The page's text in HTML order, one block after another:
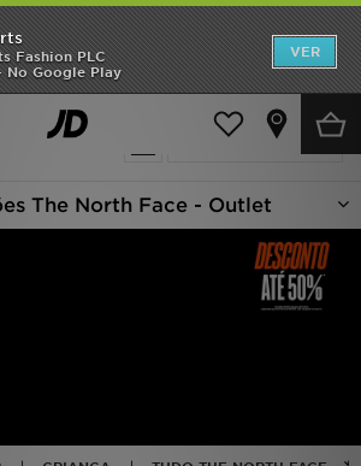
Fashion PLC
No Google Play
VER
| The North Face
Actualizar a pesquisa
The North Face - Outlet